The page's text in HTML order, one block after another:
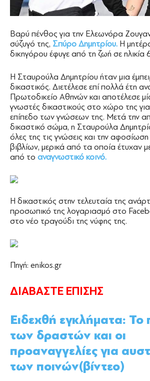
Βαρύ πένθος για την Ελεωνόρα
σύζυγό της, Σπύρο Δημητρίου. Η
δικηγόρου έφυγε από τη ζωή σε ηλικία
Η Σταυρούλα Δημητρίου ήταν μια
δικαστικός. Διετέλεσε επί πολλά έτη
Πρωτοδικείο Αθηνών και αποτέλεσε
γνωστές δικαστικούς στο χώρο της
επίπεδο των γνώσεων της. Μετά την
δικαστικό σώμα, η Σταυρούλα
όλες της τις γνώσεις και την
βιβλίων, μερικά από τα οποία έτυχαν
από το αναγνωστικό κοινό.
Η δικαστικός στην τελευταία της
προσωπικό της λογαριασμό στο
στο νέο τραγούδι της νύφης της.
Πηγή: enikos.gr
ΔΙΑΒΑΣΤΕ ΕΠΙΣΗΣ
Ειδεχθή εγκλήματα: Το
των δραστών και οι
προαναγγελίες για
των ποινών(βίντεο)